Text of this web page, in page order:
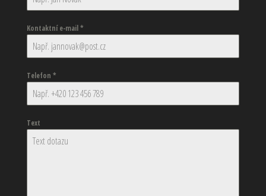
Kontaktní e-mail*
Telefon *
Text